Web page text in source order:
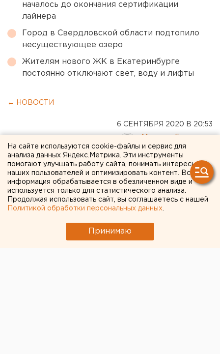
началось до окончания сертификации
лайнера
Город в Свердловской области подтопило
несуществующее озеро
Жителям нового ЖК в Екатеринбурге
постоянно отключают свет, воду и лифты
← НОВОСТИ
6 СЕНТЯБРЯ 2020 В 20:53
«Трактор» одержал
первую победу в новом
сезоне
Челябинские хоккеисты во второй встрече
регулярного чемпионата на своем льду
На сайте используются cookie-файлы и сервис для
анализа данных Яндекс.Метрика. Эти инструменты
помогают улучшать работу сайта, понимать интересы
наших пользователей и оптимизировать контент. Вся
информация обрабатывается в обезличенном виде и
используется только для статистического анализа.
Продолжая использовать сайт, вы соглашаетесь с нашей
Политикой обработки персональных данных
Принимаю